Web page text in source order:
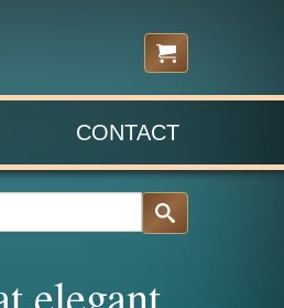
CONTACT
elegant